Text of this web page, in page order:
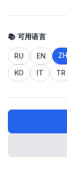
📚 可用语言
RU EN ZH
KO
IT TR